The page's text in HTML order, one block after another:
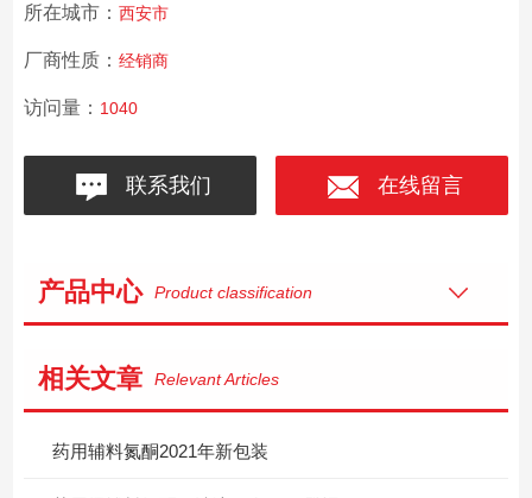
所在城市： 西安市
厂商性质： 经销商
访问量： 1040
联系我们 在线留言
产品中心 Product classification
相关文章 Relevant Articles
药用辅料氮酮2021年新包装